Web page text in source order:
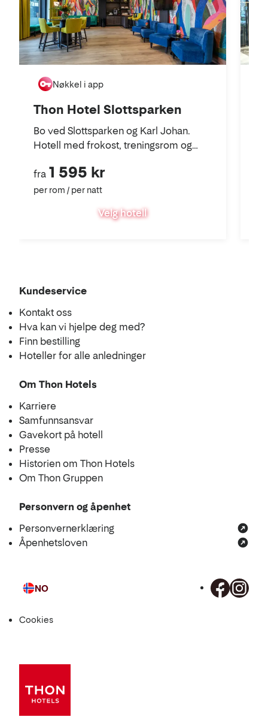
Thon Hotel Slottsparken
Bo ved Slottsparken og Karl Johan.
Hotell med frokost, treningsrom og
Nøkkel i app
fra 1 595 kr
per rom / per natt
Velg hotell
Kundeservice
Kontakt oss
Hva kan vi hjelpe deg med?
Finn bestilling
Hoteller for alle anledninger
Om Thon Hotels
Karriere
Samfunnsansvar
Gavekort på hotell
Presse
Historien om Thon Hotels
Om Thon Gruppen
Personvern og åpenhet
Personvernerklæring
Åpenhetsloven
Språk
NO
Cookies